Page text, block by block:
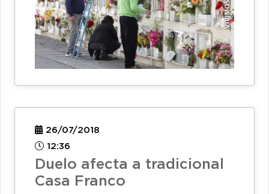
26/07/2018
12:36
Duelo afecta a tradicional
Casa Franco